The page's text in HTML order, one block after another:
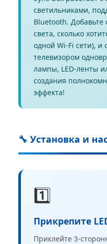
светильниками,
Bluetooth. Добавьте
света, сколько
одной Wi-Fi сети), и
телевизором
лампы, LED-ленты
создания
эффекта!
🔧 Установка и
1️⃣
Прикрепите
Приклейте 3-